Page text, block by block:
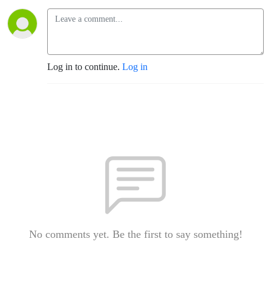
Log in to continue. Log in
No comments yet. Be the first to say something!